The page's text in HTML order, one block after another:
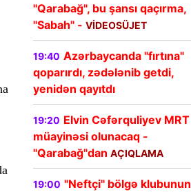
"Qarabağ", bu şansı qaçırma,
"Sabah" - VİDEOSÜJET
19:40 Azərbaycanda "fırtına"
qoparırdı, zədələnib getdi,
yenidən qayıtdı
19:20 Elvin Cəfərquliyev MRT
müayinəsi olunacaq -
"Qarabağ"dan AÇIQLAMA
19:00 "Neftçi" bölgə klubunun